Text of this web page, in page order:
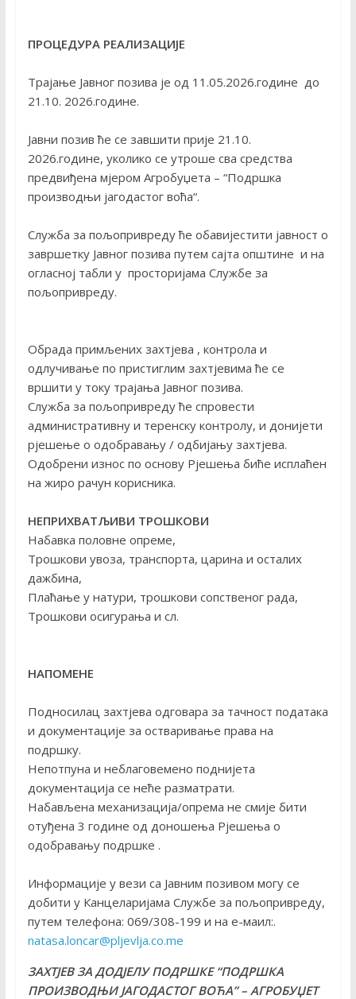
ПРОЦЕДУРА РЕАЛИЗАЦИЈЕ
Трајање Јавног позива је од 11.05.2026.године до
21.10. 2026.године.
Јавни позив ће се завшити прије 21.10.
2026.године, уколико се утроше сва средства
предвиђена мјером Агробуџета – “Подршка
производњи јагодастог воћа“.
Служба за пољопривреду ће обавијестити јавност о
завршетку Јавног позива путем сајта општине и на
огласној табли у просторијама Службе за
пољопривреду.
Обрада примљених захтјева , контрола и
одлучивање по пристиглим захтјевима ће се
вршити у току трајања Јавног позива.
Служба за пољопривреду ће спровести
административну и теренску контролу, и донијети
рјешење о одобравању / одбијању захтјева.
Одобрени износ по основу Рјешења биће исплаћен
на жиро рачун корисника.
НЕПРИХВАТЉИВИ ТРОШКОВИ
Набавка половне опреме,
Трошкови увоза, транспорта, царина и осталих
дажбина,
Плаћање у натури, трошкови сопственог рада,
Трошкови осигурања и сл.
НАПОМЕНЕ
Подносилац захтјева одговара за тачност података
и документације за остваривање права на
подршку.
Непотпуна и неблаговемено поднијета
документација се неће разматрати.
Набављена механизација/опрема не смије бити
отуђена 3 године од доношења Рјешења о
одобравању подршке .
Информације у вези са Јавним позивом могу се
добити у Канцеларијама Службе за пољопривреду,
путем телефона: 069/308-199 и на е-маил:.
natasa.loncar@pljevlja.co.me
ЗАХТЈЕВ ЗА ДОДЈЕЛУ ПОДРШКЕ “ПОДРШКА
ПРОИЗВОДЊИ ЈАГОДАСТОГ ВОЋА” – АГРОБУЏЕТ